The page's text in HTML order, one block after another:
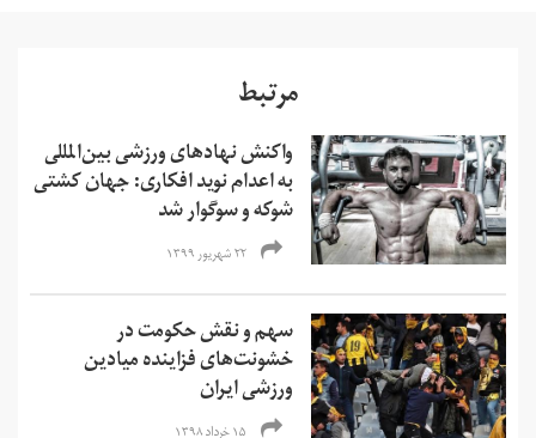
مرتبط
واکنش نهادهای ورزشی بین‌المللی
به اعدام نوید افکاری: جهان کشتی
شوکه و سوگوار شد
۲۲ شهریور ۱۳۹۹
سهم و نقش حکومت در
خشونت‌های فزاینده‌ میادین
ورزشی ایران